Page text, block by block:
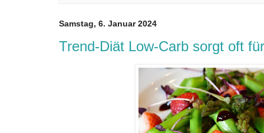
Samstag, 6. Januar 2024
Trend-Diät Low-Carb sorgt oft